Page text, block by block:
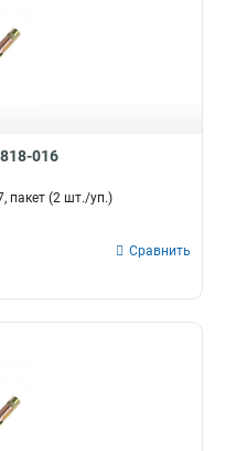
016
пакет (2 шт./уп.)
Сравнить